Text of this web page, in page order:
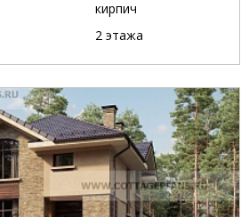
кирпич
2 этажа